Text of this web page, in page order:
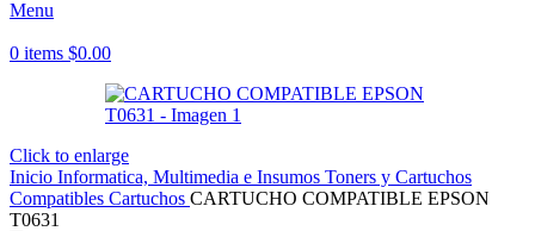
Menu
0 items $0.00
Click to enlarge
Inicio Informatica, Multimedia e Insumos Toners y Cartuchos
Compatibles Cartuchos CARTUCHO COMPATIBLE EPSON
T0631